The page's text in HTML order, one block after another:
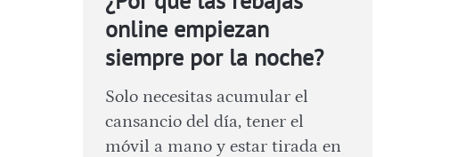
online empiezan
siempre por la noche?
Solo necesitas acumular el
cansancio del día, tener el
móvil a mano y estar tirada en